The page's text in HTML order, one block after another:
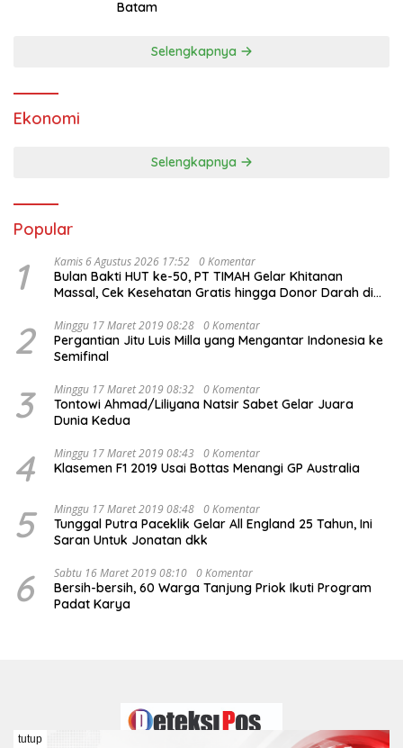
Selengkapnya
Ekonomi
Selengkapnya
Popular
1 Kamis 6 Agustus 2026 17:52 0 Komentar
Bulan Bakti HUT ke-50, PT TIMAH Gelar Khitanan
Massal, Cek Kesehatan Gratis hingga Donor Darah di
2 Minggu 17 Maret 2019 08:28 0 Komentar
Pergantian Jitu Luis Milla yang Mengantar Indonesia ke
Semifinal
3 Minggu 17 Maret 2019 08:32 0 Komentar
Tontowi Ahmad/Liliyana Natsir Sabet Gelar Juara
Dunia Kedua
4 Minggu 17 Maret 2019 08:43 0 Komentar
Klasemen F1 2019 Usai Bottas Menangi GP Australia
5 Minggu 17 Maret 2019 08:48 0 Komentar
Tunggal Putra Paceklik Gelar All England 25 Tahun, Ini
Saran Untuk Jonatan dkk
6 Sabtu 16 Maret 2019 08:10 0 Komentar
Bersih-bersih, 60 Warga Tanjung Priok Ikuti Program
Padat Karya
tutup